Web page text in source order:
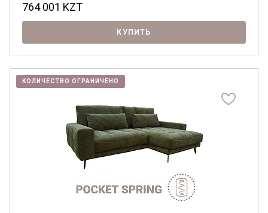
764 001 KZT
КУПИТЬ
КОЛИЧЕСТВО ОГРАНИЧЕНО